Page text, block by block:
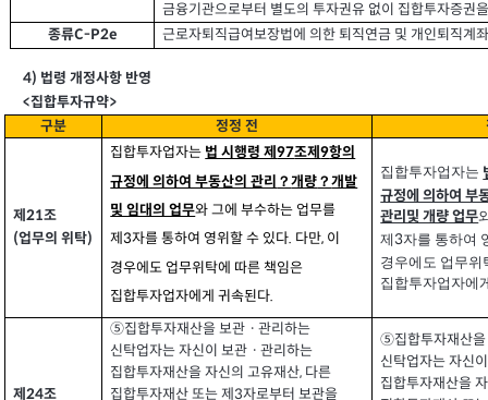
금융기관으로부터 별도의 투자권유 없이 집합투자증권
종류C-P2e 근로자퇴직급여보장법에 의한 퇴직연금 및 개인퇴직계
4) 법령 개정사항 반영
<집합투자규약>
구분
정정 전
제21조
(업무의 위탁)
집합투자업자는 법 시행령 제97조제9항의
규정에 의하여 부동산의 관리 ？개량？개발
및 임대의 업무와 그에 부수하는 업무를
제3자를 통하여 영위할 수 있다. 다만, 이
경우에도 업무위탁에 따른 책임은
집합투자업자에게 귀속된다.
집합투자업자는
규정에 의하여 부
관리및 개량 업무
제3자를 통하여
경우에도 업무위
집합투자업자에
제24조
⑤집합투자재산을 보관ㆍ관리하는
신탁업자는 자신이 보관ㆍ관리하는
집합투자재산을 자신의 고유재산, 다른
집합투자재산 또는 제3자로부터 보관을
⑤집합투자재산을
신탁업자는 자신
집합투자재산을